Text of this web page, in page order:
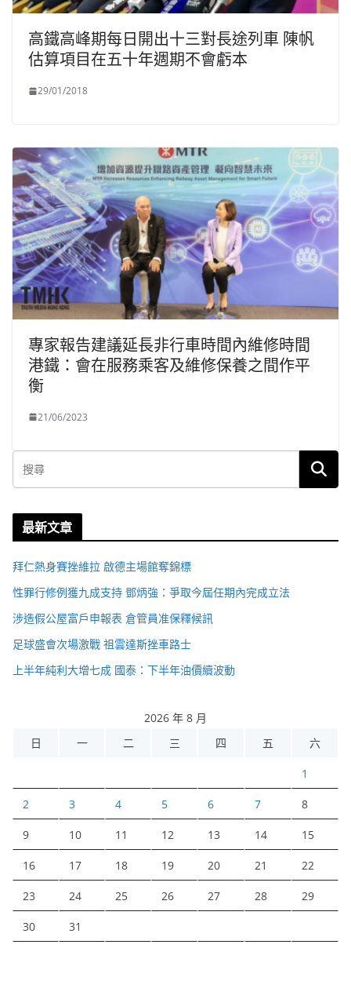
高鐵高峰期每日開出十三對長途列車 陳帆
估算項目在五十年週期不會虧本
29/01/2018
專家報告建議延長非行車時間內維修時間
港鐵：會在服務乘客及維修保養之間作平
衡
21/06/2023
最新文章
拜仁熱身賽挫維拉 啟德主場館奪錦標
性罪行修例獲九成支持 鄧炳強：爭取今屆任期內完成立法
涉造假公屋富戶申報表 倉管員准保釋候訊
足球盛會次場激戰 祖雲達斯挫車路士
上半年純利大增七成 國泰：下半年油價續波動
2026 年 8 月
日
一 二 三 四 五 六
1
2 3 4 5 6 7 8
9 10 11 12 13 14 15
16 17 18 19 20 21 22
23 24 25 26 27 28 29
30 31